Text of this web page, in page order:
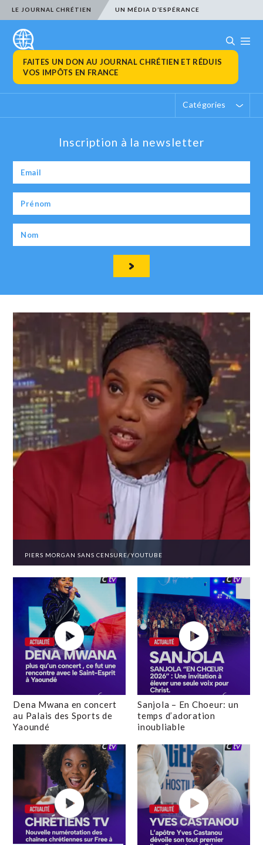
LE JOURNAL CHRÉTIEN UN MÉDIA D’ESPÉRANCE
FAITES UN DON AU JOURNAL CHRÉTIEN ET RÉDUIS
VOS IMPÔTS EN FRANCE
Catégories
Inscription à la newsletter
PIERS MORGAN SANS CENSURE/YOUTUBE
Dena Mwana en concert
au Palais des Sports de
Yaoundé
Sanjola – En Choeur: un
temps d’adoration
inoubliable